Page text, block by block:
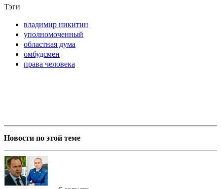
Тэги
владимир никитин
уполномоченный
областная дума
омбудсмен
права человека
Новости по этой теме